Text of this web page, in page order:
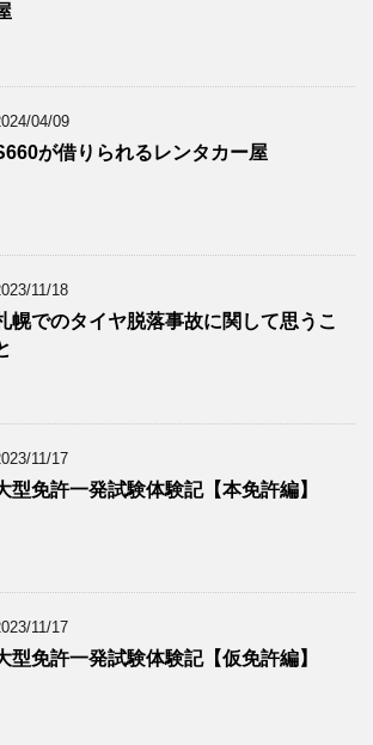
04/09
が借りられるレンタカー屋
11/18
幌でのタイヤ脱落事故に関して思うこ
11/17
型免許一発試験体験記【本免許編】
11/17
型免許一発試験体験記【仮免許編】